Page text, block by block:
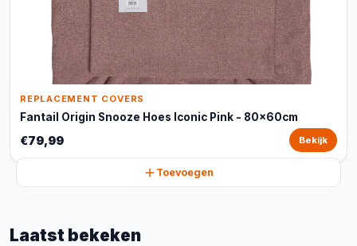
REPLACEMENT COVERS
Fantail Origin Snooze Hoes Iconic Pink - 80x60cm
€79,99 Bekijk
Toevoegen
Laatst bekeken